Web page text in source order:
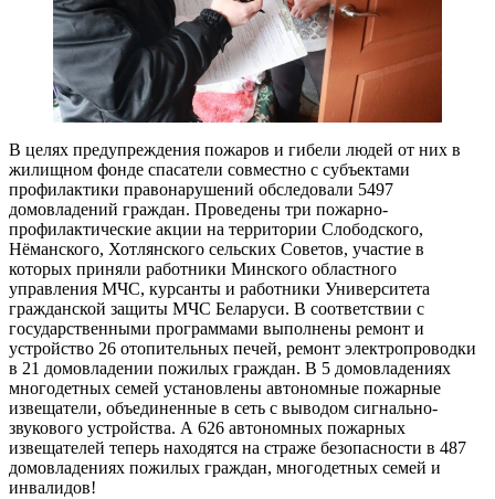
В целях предупреждения пожаров и гибели людей от них в
жилищном фонде спасатели совместно с субъектами
профилактики правонарушений обследовали 5497
домовладений граждан. Проведены три пожарно-
профилактические акции на территории Слободского,
Нёманского, Хотлянского сельских Советов, участие в
которых приняли работники Минского областного
управления МЧС, курсанты и работники Университета
гражданской защиты МЧС Беларуси. В соответствии с
государственными программами выполнены ремонт и
устройство 26 отопительных печей, ремонт электропроводки
в 21 домовладении пожилых граждан. В 5 домовладениях
многодетных семей установлены автономные пожарные
извещатели, объединенные в сеть с выводом сигнально-
звукового устройства. А 626 автономных пожарных
извещателей теперь находятся на страже безопасности в 487
домовладениях пожилых граждан, многодетных семей и
инвалидов!